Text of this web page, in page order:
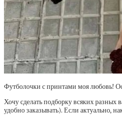
Футболочки с принтами моя любовь!
Хочу сделать подборку всяких разных
удобно заказывать). Если актуально,